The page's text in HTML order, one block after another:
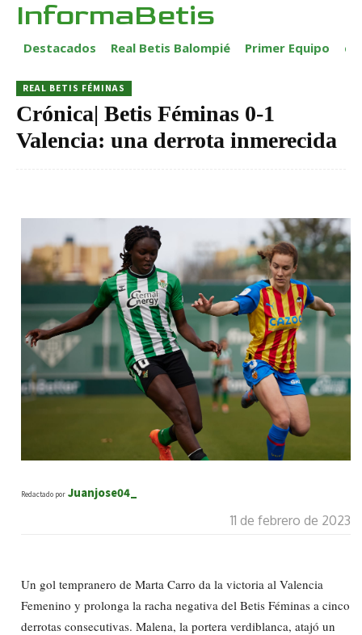
InformaBetis
Destacados Real Betis Balompié Primer Equipo
REAL BETIS FÉMINAS
Crónica| Betis Féminas 0-1
Valencia: una derrota inmerecida
Redactado por Juanjose04_
11 de febrero de 2023
Un gol tempranero de Marta Carro da la victoria al Valencia
Femenino y prolonga la racha negativa del Betis Féminas a cinco
derrotas consecutivas. Malena, la portera verdiblanca, atajó un